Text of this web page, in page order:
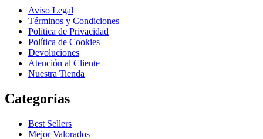
Aviso Legal
Términos y Condiciones
Política de Privacidad
Política de Cookies
Devoluciones
Atención al Cliente
Nuestra Tienda
Categorías
Best Sellers
Mejor Valorados